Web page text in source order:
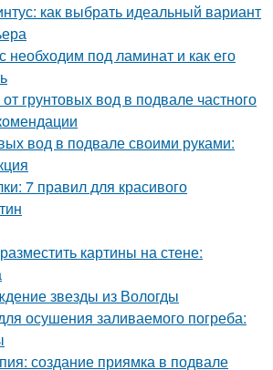
как выбрать идеальный вариант
необходим под ламинат и как его
грунтовых вод в подвале частного
вод в подвале своими руками:
7 правил для красивого
картины на стене:
звезды из Вологды
осушения заливаемого погреба:
создание приямка в подвале